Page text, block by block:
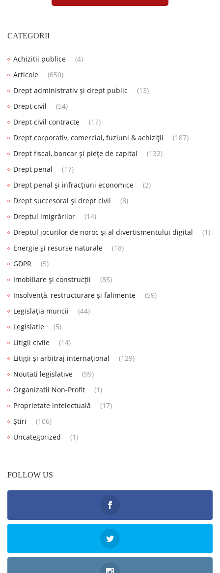
CATEGORII
Achizitii publice
(4)
Articole
(650)
Drept administrativ și drept public
(13)
Drept civil
(54)
Drept civil contracte
(17)
Drept corporativ, comercial, fuziuni & achiziții
(187)
Drept fiscal, bancar și piețe de capital
(132)
Drept penal
(17)
Drept penal și infracțiuni economice
(2)
Drept succesoral și drept civil
(8)
Dreptul imigrărilor
(14)
Dreptul jocurilor de noroc și al divertismentului digital
(1)
Energie și resurse naturale
(18)
GDPR
(5)
Imobiliare și construcții
(85)
Insolvență, restructurare și falimente
(59)
Legislația muncii
(44)
Legislatie
(5)
Litigii civile
(14)
Litigii și arbitraj internațional
(129)
Noutati legislative
(99)
Organizatii Non-Profit
(1)
Proprietate intelectuală
(17)
Știri
(106)
Uncategorized
(1)
FOLLOW US